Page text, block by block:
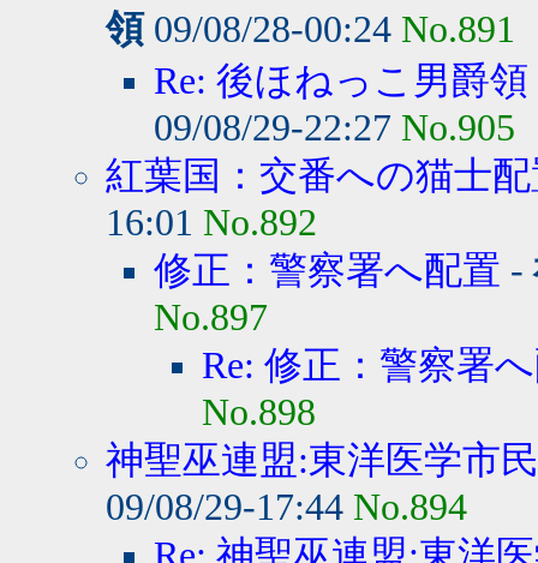
領09/08/28-00:24 No.891
Re: 後ほねっこ男爵
09/08/29-22:27 No.905
紅葉国：交番への猫士
16:01 No.892
修正：警察署へ配置 -
No.897
Re: 修正：警察署
No.898
神聖巫連盟:東洋医学市
09/08/29-17:44 No.894